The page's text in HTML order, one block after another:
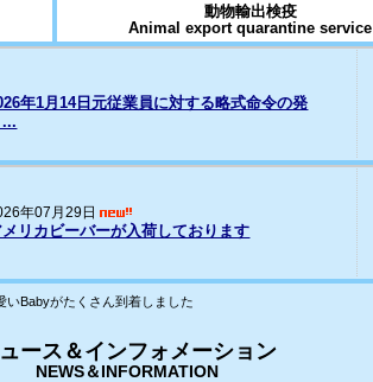
動物輸出検疫
Animal export quarantine service
為に対する法的措置の経過について
年07月16日
ェレット(ヨーロッパCB)の輸入
いBabyがたくさん到着しました
ース＆インフォメーション
NEWS＆INFORMATION